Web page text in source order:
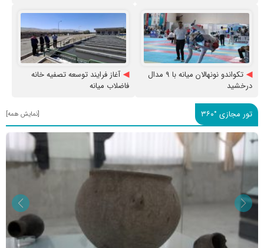
تکواندو نونهالان میانه با ۹ مدال
درخشید
آغاز فرایند توسعه تصفیه خانه
فاضلاب میانه
تور مجازی °۳۶۰ [نمایش همه]